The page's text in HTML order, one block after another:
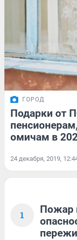
ГОРОД
Подарки от
омичам в
24 декабря, 2019,
1
Пожар